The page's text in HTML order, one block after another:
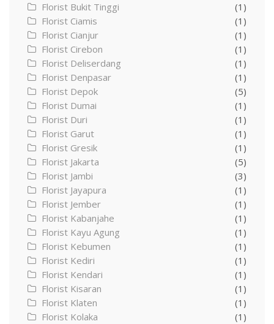
Florist Bukit Tinggi
(1)
Florist Ciamis
(1)
Florist Cianjur
(1)
Florist Cirebon
(1)
Florist Deliserdang
(1)
Florist Denpasar
(1)
Florist Depok
(5)
Florist Dumai
(1)
Florist Duri
(1)
Florist Garut
(1)
Florist Gresik
(1)
Florist Jakarta
(5)
Florist Jambi
(3)
Florist Jayapura
(1)
Florist Jember
(1)
Florist Kabanjahe
(1)
Florist Kayu Agung
(1)
Florist Kebumen
(1)
Florist Kediri
(1)
Florist Kendari
(1)
Florist Kisaran
(1)
Florist Klaten
(1)
Florist Kolaka
(1)